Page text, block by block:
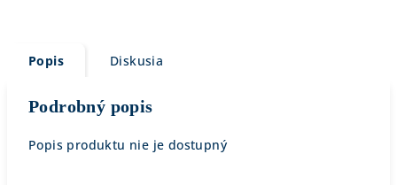
Popis Diskusia
Podrobný popis
Popis produktu nie je dostupný